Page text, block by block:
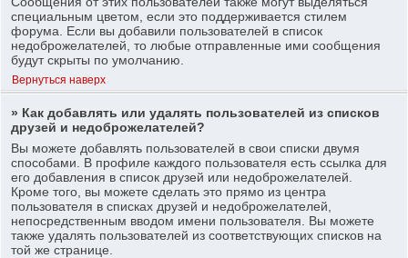
специальным цветом, если это поддерживается стилем
форума. Если вы добавили пользователей в список
недоброжелателей, то любые отправленные ими сообщения
будут скрыты по умолчанию.
Вернуться наверх
» Как добавлять или удалять пользователей из списков
друзей и недоброжелателей?
Вы можете добавлять пользователей в свои списки двумя
способами. В профиле каждого пользователя есть ссылка для
его добавления в список друзей или недоброжелателей.
Кроме того, вы можете сделать это прямо из центра
пользователя в списках друзей и недоброжелателей,
непосредственным вводом имени пользователя. Вы можете
также удалять пользователей из соответствующих списков на
той же странице.